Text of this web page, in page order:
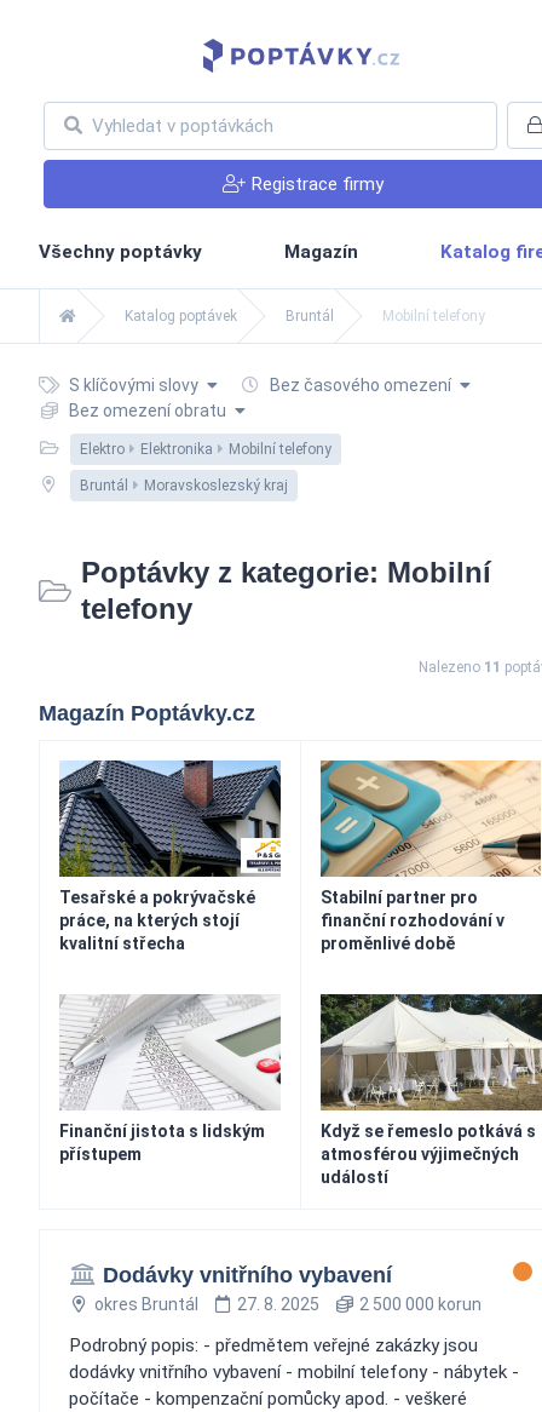
Registrace firmy
Všechny poptávky Magazín Katalog
Katalog poptávek Bruntál Mobilní telefony
S klíčovými slovy
Bez časového omezení
Bez omezení obratu
Elektro Elektronika Mobilní telefony
Bruntál Moravskoslezský kraj
Poptávky z kategorie: Mobilní
telefony
Nalezeno 11
Magazín Poptávky.cz
Tesařské a pokrývačské
práce, na kterých stojí
kvalitní střecha
Stabilní partner pro
finanční rozhodování v
proměnlivé době
Finanční jistota s lidským
přístupem
Když se řemeslo potkává s
atmosférou výjimečných
událostí
Dodávky vnitřního vybavení
okres Bruntál 27. 8. 2025 2 500 000 korun
Podrobný popis: - předmětem veřejné zakázky jsou
dodávky vnitřního vybavení - mobilní telefony - nábytek -
počítače - kompenzační pomůcky apod. - veškeré